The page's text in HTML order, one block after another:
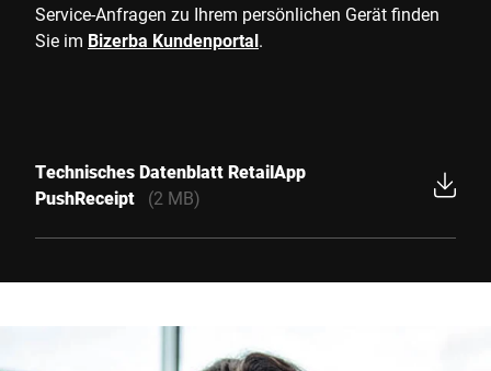
Service-Anfragen zu Ihrem persönlichen Gerät finden
Sie im Bizerba Kundenportal.
Technisches Datenblatt RetailApp
PushReceipt
(2 MB)